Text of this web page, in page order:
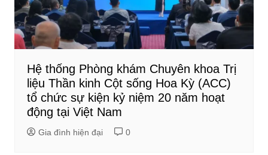
Hệ thống Phòng khám Chuyên khoa Trị
liệu Thần kinh Cột sống Hoa Kỳ (ACC)
tổ chức sự kiện kỷ niệm 20 năm hoạt
động tại Việt Nam
Gia đình hiện đại 0